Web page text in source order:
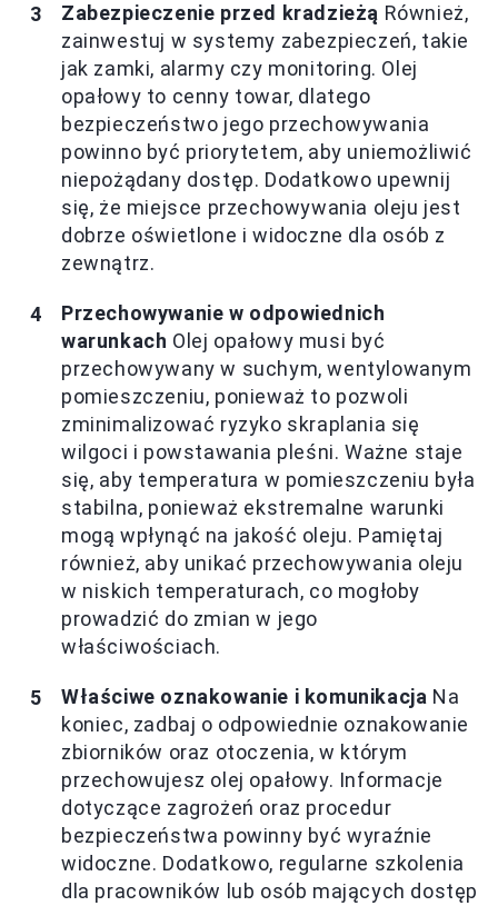
Zabezpieczenie przed kradzieżą Również,
zainwestuj w systemy zabezpieczeń, takie
jak zamki, alarmy czy monitoring. Olej
opałowy to cenny towar, dlatego
bezpieczeństwo jego przechowywania
powinno być priorytetem, aby uniemożliwić
niepożądany dostęp. Dodatkowo upewnij
się, że miejsce przechowywania oleju jest
dobrze oświetlone i widoczne dla osób z
zewnątrz.
Przechowywanie w odpowiednich
warunkach Olej opałowy musi być
przechowywany w suchym, wentylowanym
pomieszczeniu, ponieważ to pozwoli
zminimalizować ryzyko skraplania się
wilgoci i powstawania pleśni. Ważne staje
się, aby temperatura w pomieszczeniu była
stabilna, ponieważ ekstremalne warunki
mogą wpłynąć na jakość oleju. Pamiętaj
również, aby unikać przechowywania oleju
w niskich temperaturach, co mogłoby
prowadzić do zmian w jego
właściwościach.
Właściwe oznakowanie i komunikacja Na
koniec, zadbaj o odpowiednie oznakowanie
zbiorników oraz otoczenia, w którym
przechowujesz olej opałowy. Informacje
dotyczące zagrożeń oraz procedur
bezpieczeństwa powinny być wyraźnie
widoczne. Dodatkowo, regularne szkolenia
dla pracowników lub osób mających dostęp